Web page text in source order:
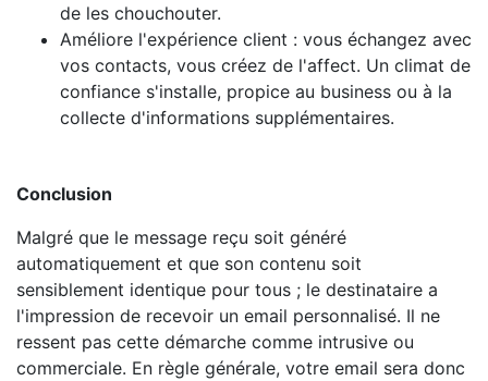
de les chouchouter.
Améliore l'expérience client : vous échangez avec
vos contacts, vous créez de l'affect. Un climat de
confiance s'installe, propice au business ou à la
collecte d'informations supplémentaires.
Conclusion
Malgré que le message reçu soit généré
automatiquement et que son contenu soit
sensiblement identique pour tous ; le destinataire a
l'impression de recevoir un email personnalisé. Il ne
ressent pas cette démarche comme intrusive ou
commerciale. En règle générale, votre email sera donc